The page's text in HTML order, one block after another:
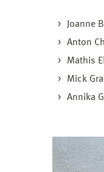
Joanne
Anton
Mathis
Mick
Annika